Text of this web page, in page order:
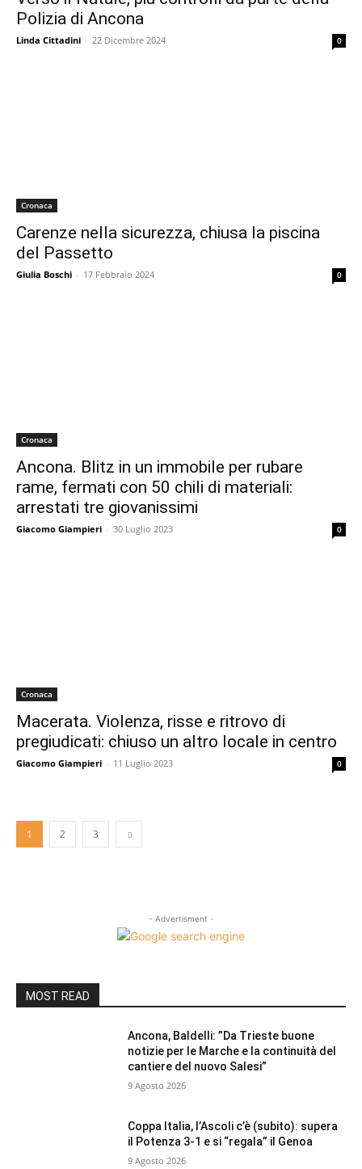
Polizia di Ancona
Linda Cittadini - 22 Dicembre 2024 0
Cronaca
Carenze nella sicurezza, chiusa la piscina
del Passetto
Giulia Boschi - 17 Febbraio 2024 0
Cronaca
Ancona. Blitz in un immobile per rubare
rame, fermati con 50 chili di materiali:
arrestati tre giovanissimi
Giacomo Giampieri - 30 Luglio 2023 0
Cronaca
Macerata. Violenza, risse e ritrovo di
pregiudicati: chiuso un altro locale in centro
Giacomo Giampieri - 11 Luglio 2023 0
1 2 3
- Advertisment -
MOST READ
Ancona, Baldelli: ”Da Trieste buone
notizie per le Marche e la continuità del
cantiere del nuovo Salesi”
9 Agosto 2026
Coppa Italia, l’Ascoli c’è (subito): supera
il Potenza 3-1 e si “regala” il Genoa
9 Agosto 2026